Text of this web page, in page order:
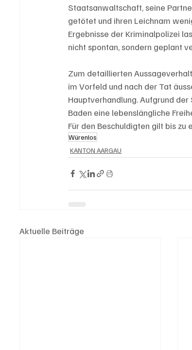
Staatsanwaltschaft, seine
getötet und ihren Leichnam
Ergebnisse der Kriminalpolizei
nicht spontan, sondern geplant
Zum detaillierten
im Vorfeld und nach der Tat
Hauptverhandlung. Aufgrund
Baden eine lebenslängliche
Für den Beschuldigten gilt bis
Würenlos
KANTON AARGAU
Aktuelle Beiträge